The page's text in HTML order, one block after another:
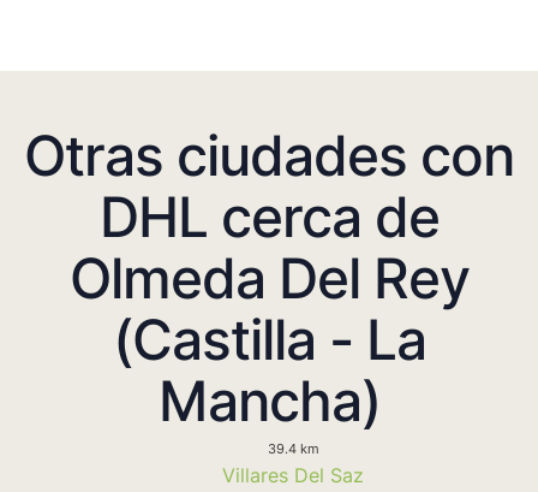
Otras ciudades con
DHL cerca de
Olmeda Del Rey
(Castilla - La
Mancha)
39.4 km
Villares Del Saz